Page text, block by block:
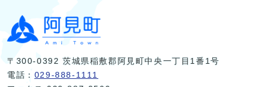
〒300-0392 茨城県稲敷郡阿見町中央一丁目1番1号
電話： 029-888-1111